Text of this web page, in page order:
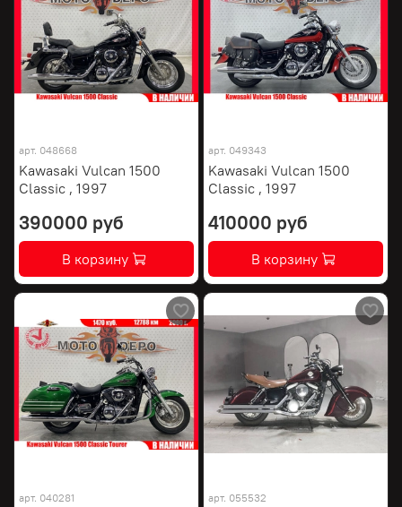
арт. 048668
Kawasaki Vulcan 1500
Classic , 1997
390000 руб
В корзину
арт. 049343
Kawasaki Vulcan 1500
Classic , 1997
410000 руб
В корзину
арт. 040281 арт. 055532